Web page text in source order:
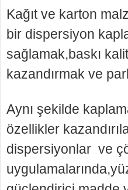
Kağıt ve karton
bir dispersiyon
sağlamak,baskı
kazandırmak ve
Aynı şekilde
özellikler
dispersiyonlar ve